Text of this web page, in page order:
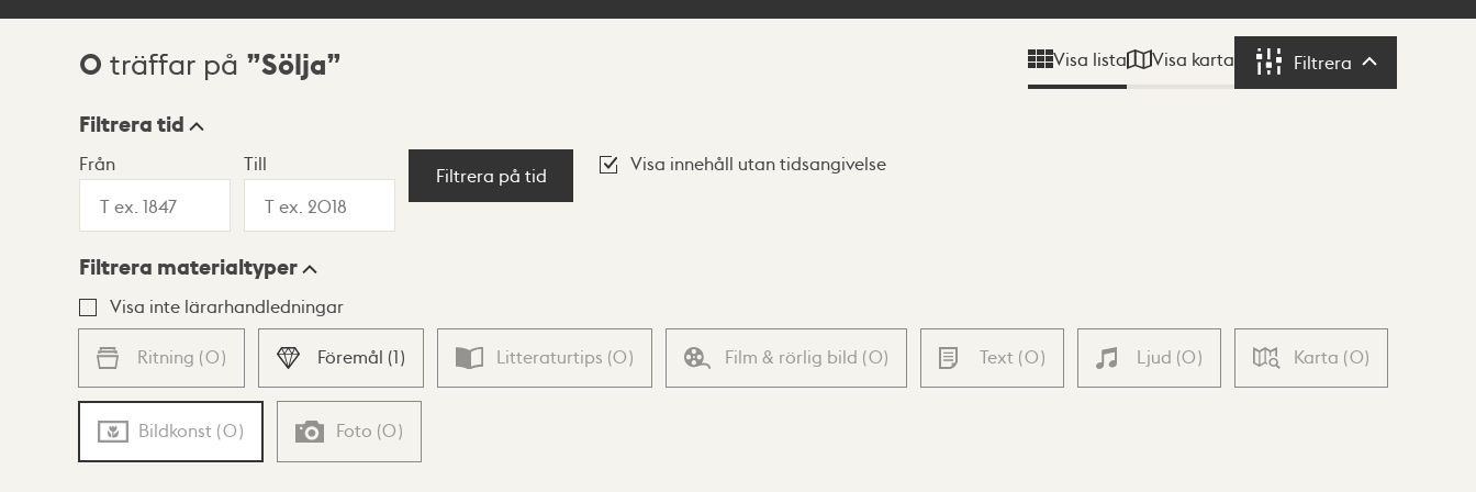
Sökresultat
0 träffar på Sölja Visa lista Visa karta Filtrera Filtrera
Visningsläge
Lista Karta
Filtrera tid
Från Till
Filtrera på tid
Visa innehåll utan tidsangivelse
Filtrera materialtyper
Visa inte lärarhandledningar
Ritning (0) Föremål (1) Litteraturtips (0) Film & rörlig bild (0) Text (0) Ljud (0) Karta (0)
Bildkonst (0) Foto (0)